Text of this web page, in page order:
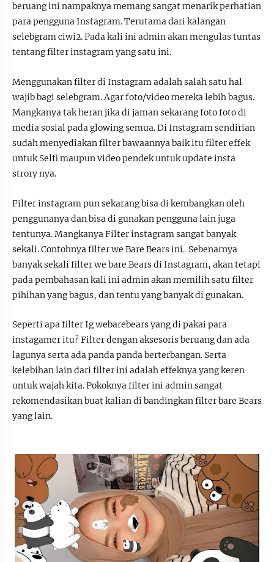
beruang ini nampaknya memang sangat menarik perhatian
para pengguna Instagram. Terutama dari kalangan
selebgram ciwi2. Pada kali ini admin akan mengulas tuntas
tentang filter instagram yang satu ini.
Menggunakan filter di Instagram adalah salah satu hal
wajib bagi selebgram. Agar foto/video mereka lebih bagus.
Mangkanya tak heran jika di jaman sekarang foto foto di
media sosial pada glowing semua. Di Instagram sendirian
sudah menyediakan filter bawaannya baik itu filter effek
untuk Selfi maupun video pendek untuk update insta
strory nya.
Filter instagram pun sekarang bisa di kembangkan oleh
penggunanya dan bisa di gunakan pengguna lain juga
tentunya. Mangkanya Filter instagram sangat banyak
sekali. Contohnya filter we Bare Bears ini. Sebenarnya
banyak sekali filter we bare Bears di Instagram, akan tetapi
pada pembahasan kali ini admin akan memilih satu filter
pihihan yang bagus, dan tentu yang banyak di gunakan.
Seperti apa filter Ig webarebears yang di pakai para
instagamer itu? Filter dengan aksesoris beruang dan ada
lagunya serta ada panda panda berterbangan. Serta
kelebihan lain dari filter ini adalah effeknya yang keren
untuk wajah kita. Pokoknya filter ini admin sangat
rekomendasikan buat kalian di bandingkan filter bare Bears
yang lain.